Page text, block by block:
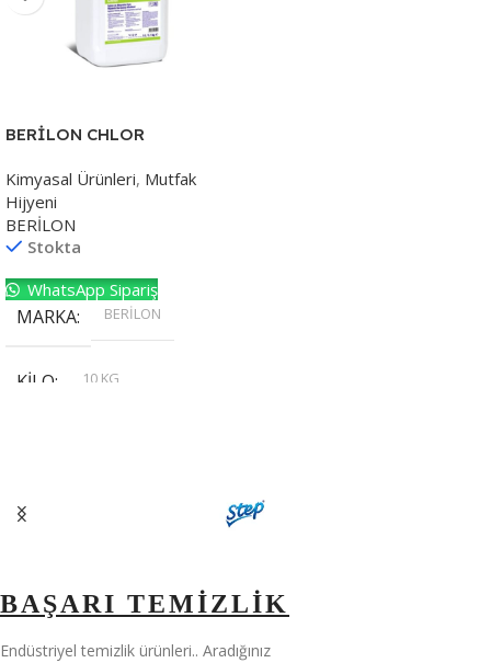
BERİLON CHLOR
Kimyasal Ürünleri, Mutfak
Hijyeni
BERİLON
Stokta
WhatsApp Sipariş
MARKA BERİLON
KILO
10 KG
BAŞARI TEMİZLİK
Endüstriyel temizlik ürünleri.. Aradığınız